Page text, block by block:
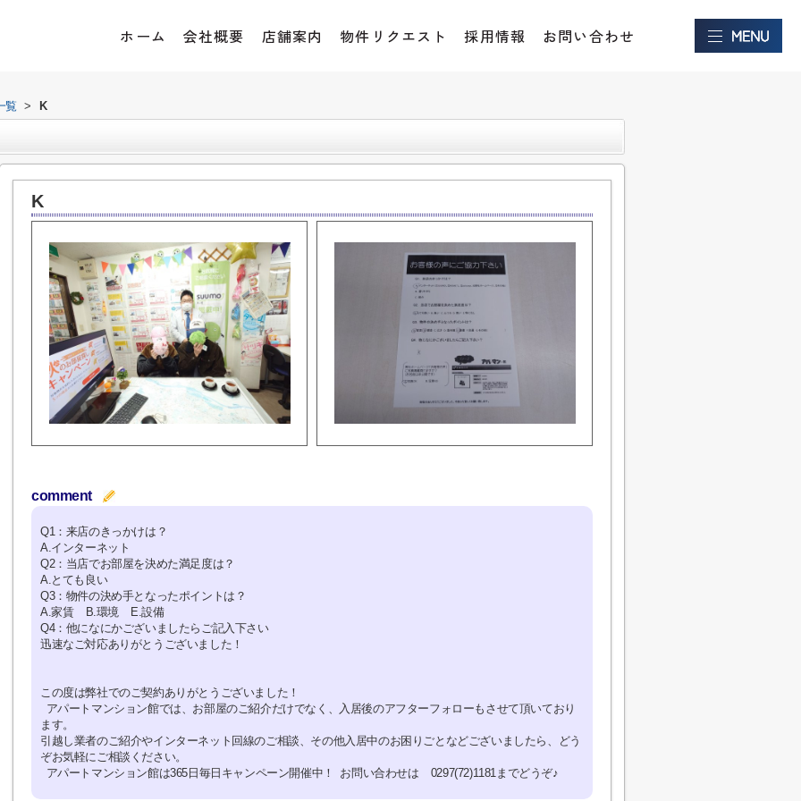
ホーム 会社概要 店舗案内 物件リクエスト 採用情報 お問い合わせ
覧 > K
K
comment
Q1：来店のきっかけは？
A.インターネット
Q2：当店でお部屋を決めた満足度は？
A.とても良い
Q3：物件の決め手となったポイントは？
A.家賃 B.環境 E.設備
Q4：他になにかございましたらご記入下さい
迅速なご対応ありがとうございました！
この度は弊社でのご契約ありがとうございました！
アパートマンション館では、お部屋のご紹介だけでなく、入居後のアフターフォローもさせて頂いており
ます。
引越し業者のご紹介やインターネット回線のご相談、その他入居中のお困りごとなどございましたら、どう
ぞお気軽にご相談ください。
アパートマンション館は365日毎日キャンペーン開催中！ お問い合わせは 0297(72)1181までどうぞ♪